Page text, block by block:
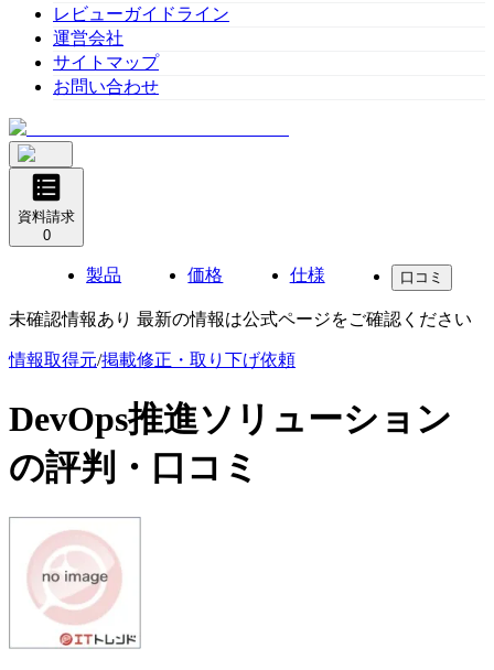
レビューガイドライン
運営会社
サイトマップ
お問い合わせ
資料請求
0
製品 価格 仕様 口コミ
未確認情報あり 最新の情報は公式ページをご確認ください
情報取得元/掲載修正・取り下げ依頼
DevOps推進ソリューション
の評判・口コミ